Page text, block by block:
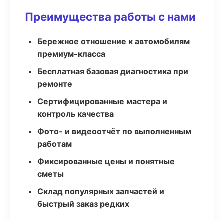
Преимущества работы с нами
Бережное отношение к автомобилям
премиум-класса
Бесплатная базовая диагностика при
ремонте
Сертифицированные мастера и
контроль качества
Фото- и видеоотчёт по выполненным
работам
Фиксированные цены и понятные
сметы
Склад популярных запчастей и
быстрый заказ редких